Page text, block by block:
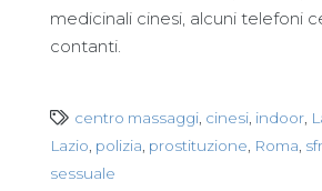
medicinali cinesi, alcuni telefoni
contanti.
centro massaggi cinesi indoor
Lazio polizia prostituzione Roma
sessuale